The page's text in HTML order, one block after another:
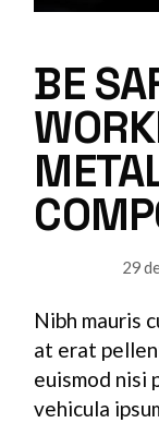
BE
29
Nibh mauris
at erat
euismod nisi
vehicula